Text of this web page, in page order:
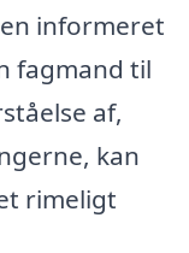
informeret
fagmand til
af,
kan
rimeligt